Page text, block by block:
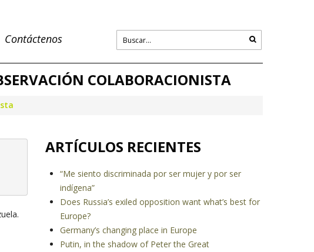
Contáctenos
COLABORACIONISTA
ARTÍCULOS RECIENTES
“Me siento discriminada por ser mujer y por ser
indígena”
Does Russia’s exiled opposition want what’s best for
Europe?
Germany’s changing place in Europe
Putin, in the shadow of Peter the Great